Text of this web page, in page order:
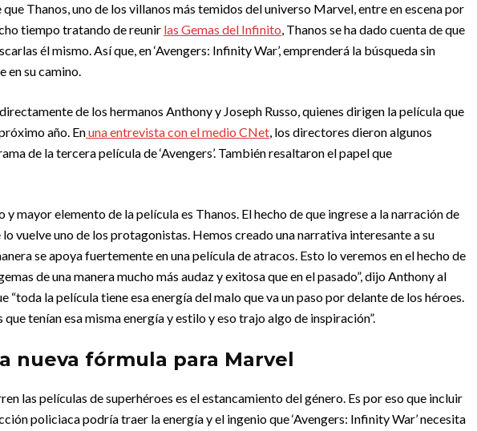
Thanos, uno de los villanos más temidos del universo Marvel, entre en escena por
tiempo tratando de reunir las Gemas del Infinito, Thanos se ha dado cuenta de que
él mismo. Así que, en ‘Avengers: Infinity War’, emprenderá la búsqueda sin
en su camino.
de los hermanos Anthony y Joseph Russo, quienes dirigen la película que
año. Enuna entrevista con el medio CNet, los directores dieron algunos
de la tercera película de ‘Avengers’. También resaltaron el papel que
y mayor elemento de la película es Thanos. El hecho de que ingrese a la narración de
vuelve uno de los protagonistas. Hemos creado una narrativa interesante a su
se apoya fuertemente en una película de atracos. Esto lo veremos en el hecho de
de una manera mucho más audaz y exitosa que en el pasado”, dijo Anthony al
“toda la película tiene esa energía del malo que va un paso por delante de los héroes.
tenían esa misma energía y estilo y eso trajo algo de inspiración”.
nueva fórmula para Marvel
las películas de superhéroes es el estancamiento del género. Es por eso que incluir
policiaca podría traer la energía y el ingenio que ‘Avengers: Infinity War’ necesita